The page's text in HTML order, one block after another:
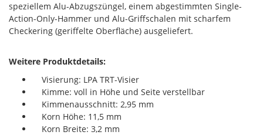
speziellem Alu-Abzugszüngel, einem abgestimmten Single-
Action-Only-Hammer und Alu-Griffschalen mit scharfem
Checkering (geriffelte Oberfläche) ausgeliefert.
Weitere Produktdetails:
Visierung: LPA TRT-Visier
Kimme: voll in Höhe und Seite verstellbar
Kimmenausschnitt: 2,95 mm
Korn Höhe: 11,5 mm
Korn Breite: 3,2 mm